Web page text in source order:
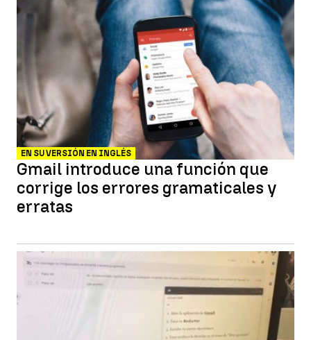
EN SU VERSIÓN EN INGLÉS
Gmail introduce una función que
corrige los errores gramaticales y
erratas